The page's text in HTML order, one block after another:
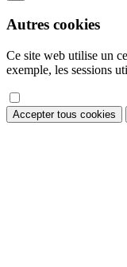
Autres cookies
Ce site web utilise un
exemple, les sessions
Accepter tous cookies